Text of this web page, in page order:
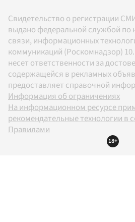
Свидетельство о регистрации
выдано федеральной службой по
связи, информационных
коммуникаций (Роскомнадзор)
несет ответственности за
содержащейся в рекламных
предоставляет справочной
Информация об ограничениях
На информационном ресурсе
рекомендательные технологии в
Правилами
18+